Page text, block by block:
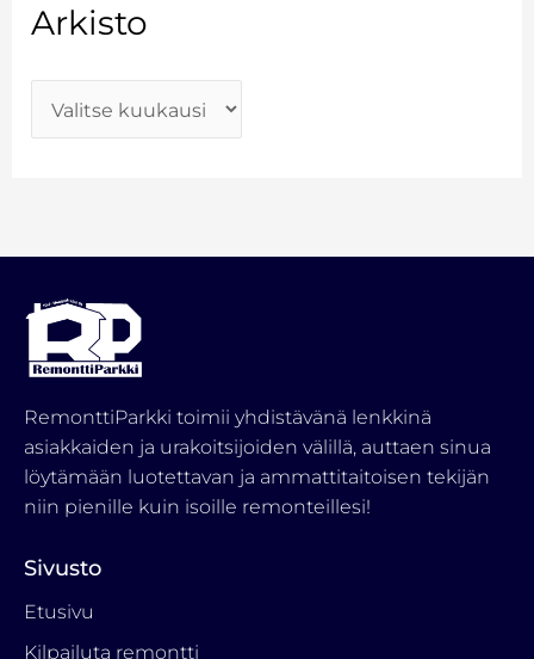
Arkisto
RemonttiParkki toimii yhdistävänä lenkkinä
asiakkaiden ja urakoitsijoiden välillä, auttaen sinua
löytämään luotettavan ja ammattitaitoisen tekijän
niin pienille kuin isoille remonteillesi!
Sivusto
Etusivu
Kilpailuta remontti